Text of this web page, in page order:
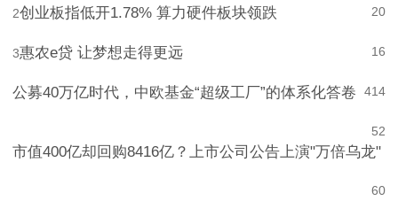
20
2创业板指低开1.78% 算力硬件板块领跌
16
3惠农e贷 让梦想走得更远
14
4
公募40万亿时代，中欧基金“超级工厂”的体系化答卷
2
5
市值400亿却回购8416亿？上市公司公告上演"万倍乌龙"
0
6